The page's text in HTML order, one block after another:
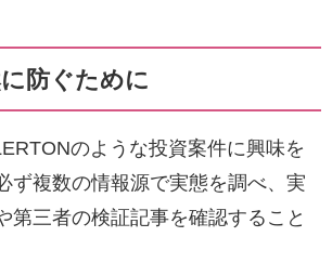
防ぐために
のような投資案件に興味を
ず複数の情報源で実態を調べ、実
第三者の検証記事を確認すること